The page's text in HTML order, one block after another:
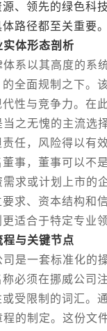
、领先的绿色科
路径都至关重要。
体形态剖析
以其高度的系统
全面规制之下。
性与竞争力。在
无愧的主流选择
任，风险得以有
事，董事可以不
或计划上市的企
求、资本结构和
适合于特定专业
与关键节点
一套标准化的操
必须在挪威公司
受限制的词汇。
制定。这份文件